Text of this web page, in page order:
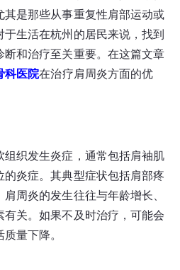
是那些从事重复性肩部运动或
生活在杭州的居民来说，找到
和治疗至关重要。在这篇文章
科医院在治疗肩周炎方面的优
织发生炎症，通常包括肩袖肌
炎症。其典型症状包括肩部疼
周炎的发生往往与年龄增长、
关。如果不及时治疗，可能会
量下降。